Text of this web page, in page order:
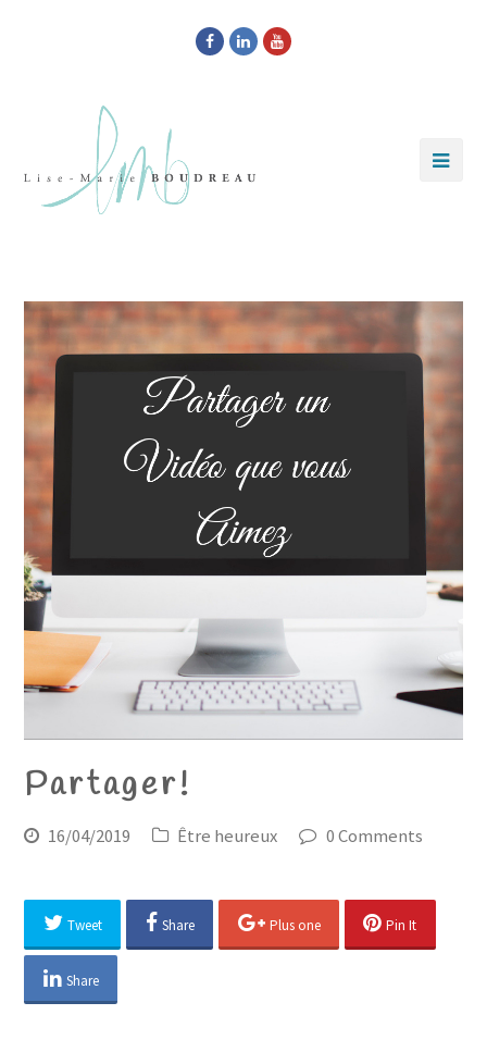
Facebook
LinkedInYoutube
Partager!
16/04/2019 Être heureux 0 Comments
Tweet Share Plus one Pin It
Share